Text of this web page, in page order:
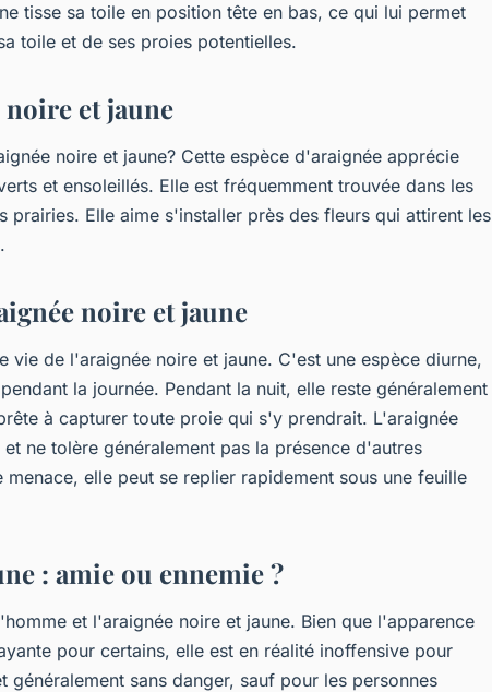
tisse sa toile en position tête en bas, ce qui lui permet
toile et de ses proies potentielles.
et jaune
noire et jaune? Cette espèce d'araignée apprécie
et ensoleillés. Elle est fréquemment trouvée dans les
prairies. Elle aime s'installer près des fleurs qui attirent les
noire et jaune
vie de l'araignée noire et jaune. C'est une espèce diurne,
la journée. Pendant la nuit, elle reste généralement
à capturer toute proie qui s'y prendrait. L'araignée
ne tolère généralement pas la présence d'autres
elle peut se replier rapidement sous une feuille
: amie ou ennemie ?
et l'araignée noire et jaune. Bien que l'apparence
pour certains, elle est en réalité inoffensive pour
généralement sans danger, sauf pour les personnes